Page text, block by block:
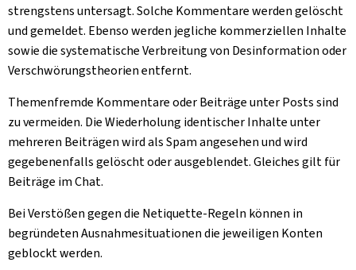
strengstens untersagt. Solche Kommentare werden gelöscht
und gemeldet. Ebenso werden jegliche kommerziellen Inhalte
sowie die systematische Verbreitung von Desinformation oder
Verschwörungstheorien entfernt.
Themenfremde Kommentare oder Beiträge unter Posts sind
zu vermeiden. Die Wiederholung identischer Inhalte unter
mehreren Beiträgen wird als Spam angesehen und wird
gegebenenfalls gelöscht oder ausgeblendet. Gleiches gilt für
Beiträge im Chat.
Bei Verstößen gegen die Netiquette-Regeln können in
begründeten Ausnahmesituationen die jeweiligen Konten
geblockt werden.